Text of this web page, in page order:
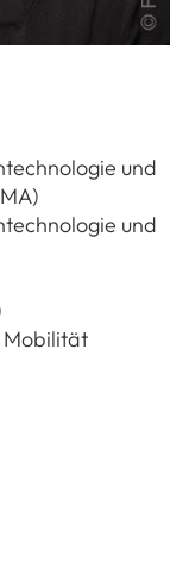
und
und
Mobilität